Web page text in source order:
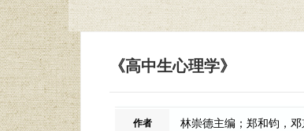
《高中生心理学》
作者 林崇德主编；郑和钧，